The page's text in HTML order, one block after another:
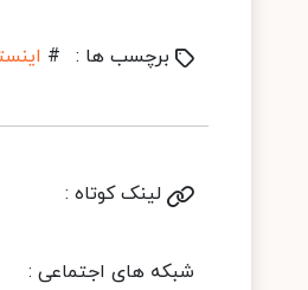
برچسب ها : #
لینک کوتاه :
شبکه های اجتماعی :